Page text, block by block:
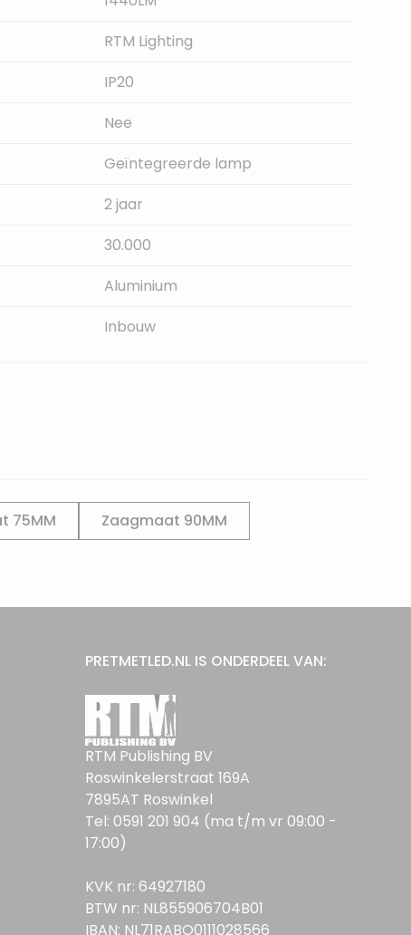
RTM Lighting
IP20
Nee
Geïntegreerde lamp
2 jaar
30.000
Aluminium
Inbouw
75MM
Zaagmaat 90MM
PRETMETLED.NL IS ONDERDEEL VAN:
RTM Publishing BV
Roswinkelerstraat 169A
7895AT Roswinkel
Tel: 0591 201 904 (ma t/m vr 09:00 -
17:00)
KVK nr: 64927180
BTW nr: NL855906704B01
IBAN: NL71RABO0111028566